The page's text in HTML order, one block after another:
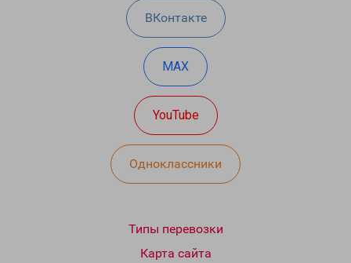
ВКонтакте
MAX
YouTube
Одноклассники
Типы перевозки
Карта сайта